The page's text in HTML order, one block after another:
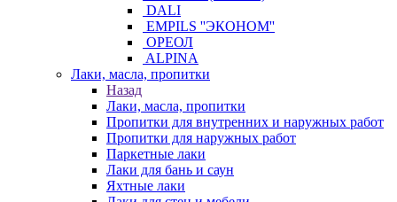
DALI
EMPILS ''ЭКОНОМ''
ОРЕОЛ
ALPINA
Лаки, масла, пропитки
Назад
Лаки, масла, пропитки
Пропитки для внутренних и наружных работ
Пропитки для наружных работ
Паркетные лаки
Лаки для бань и саун
Яхтные лаки